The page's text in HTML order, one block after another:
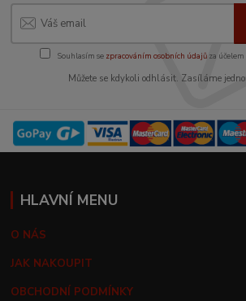
Souhlasím se zpracováním osobních údajůza účelem
Můžete se kdykoli odhlásit. Zasíláme
HLAVNÍ MENU
O NÁS
JAK NAKOUPIT
OBCHODNÍ PODMÍNKY